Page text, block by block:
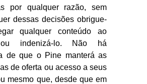
por qualquer razão, sem
dessas decisões obrigue-
qualquer conteúdo ao
indenizá-lo. Não há
de que o Pine manterá as
de oferta ou acesso a seus
mesmo que, desde que em